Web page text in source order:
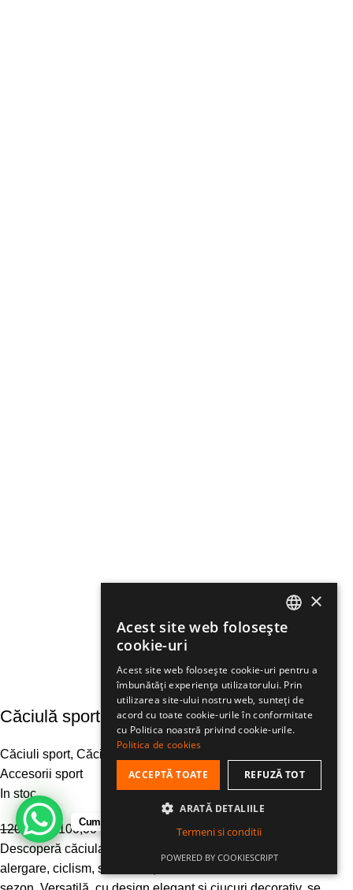
Căciulă sport Eleven Sven Motion Silver
Căciuli sport, Căciuli izolate
Accesorii sport
In stoc
120,00lei 100,00lei
Descoperă căciula sport ELEVEN, accesoriul perfect pentru
alergare, ciclism, schi fond și aventuri outdoor, indiferent de
Cum te putem ajuta?
ROMANIAN
ENGLISH
×
Acest site web folosește
cookie-uri
Acest site web folosește cookie-uri pentru a
îmbunătăți experiența utilizatorului. Prin
utilizarea site-ului nostru web, sunteți de
acord cu toate cookie-urile în conformitate
cu Politica noastră privind cookie-urile.
Politica de cookies
ACCEPTĂ TOATE REFUZĂ TOT
ARATĂ DETALIILE
Termeni si conditii
POWERED BY COOKIESCRIPT